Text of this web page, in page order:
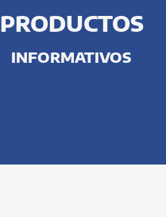
PRODUCTOS
INFORMATIVOS